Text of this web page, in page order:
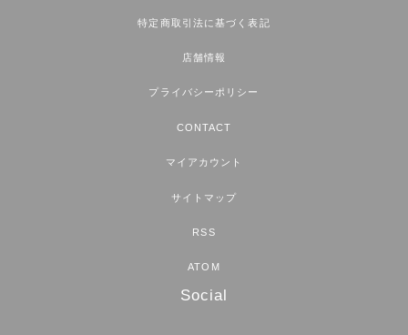
特定商取引法に基づく表記
店舗情報
プライバシーポリシー
CONTACT
マイアカウント
サイトマップ
RSS
ATOM
Social